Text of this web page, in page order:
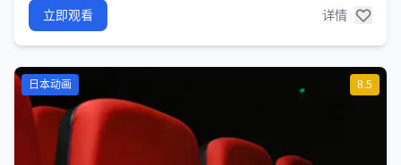
立即观看 详情
8.5
日本动画